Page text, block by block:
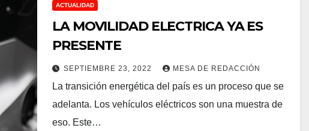
ACTUALIDAD
LA MOVILIDAD ELECTRICA YA ES
PRESENTE
SEPTIEMBRE 23, 2022 MESA DE REDACCIÓN
La transición energética del país es un proceso que se
adelanta. Los vehículos eléctricos son una muestra de
eso. Este…